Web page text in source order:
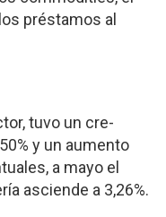
préstamos al
tuvo un cre­
y un aumen­to
a mayo el
asciende a 3,26%.